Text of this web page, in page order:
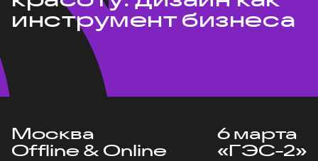
инструмент бизнеса
Москва
Offline & Online
6 марта
«ГЭС-2»